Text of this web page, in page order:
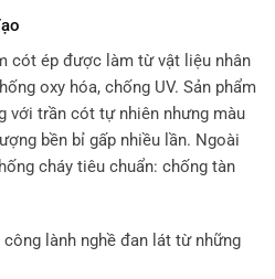
cót ép được làm từ vật liệu nhân
oxy hóa, chống UV. Sản phẩm
với trần cót tự nhiên nhưng màu
bền bỉ gấp nhiều lần. Ngoài
cháy tiêu chuẩn: chống tàn
lành nghề đan lát từ những